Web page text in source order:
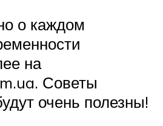
о каждом
на
Советы
очень полезны!